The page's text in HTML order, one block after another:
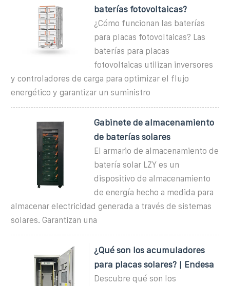
baterías fotovoltaicas?
¿Cómo funcionan las baterías
para placas fotovoltaicas? Las
baterías para placas
fotovoltaicas utilizan inversores
y controladores de carga para optimizar el flujo
energético y garantizar un suministro
Gabinete de almacenamiento
de baterías solares
El armario de almacenamiento de
batería solar LZY es un
dispositivo de almacenamiento
de energía hecho a medida para
almacenar electricidad generada a través de sistemas
solares. Garantizan una
¿Qué son los acumuladores
para placas solares? | Endesa
Descubre qué son los